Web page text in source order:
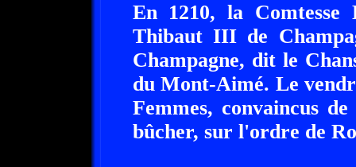
En 1210, la Comtesse
Thibaut III de
Champagne, dit le
du Mont-Aimé. Le
Femmes, convaincus
bûcher, sur l'ordre de